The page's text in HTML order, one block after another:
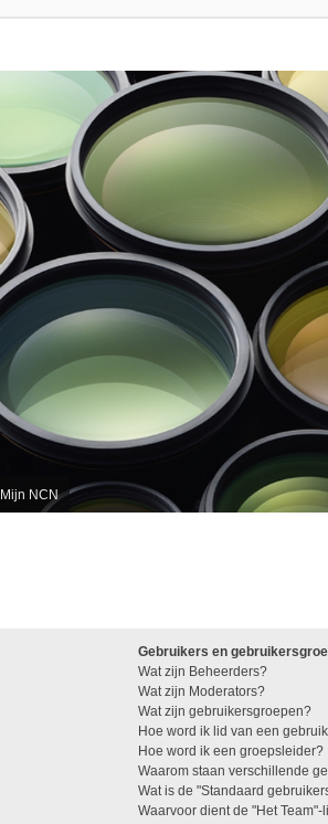
Mijn NCN
Gebruikers en
Wat zijn Beheerders?
Wat zijn Moderators?
Wat zijn gebruikersgroepen?
Hoe word ik lid van een
Hoe word ik een groepsleider?
Waarom staan verschillende
Wat is de "Standaard
Waarvoor dient de "Het Team"-